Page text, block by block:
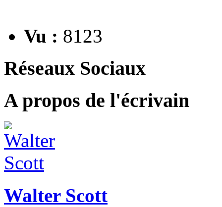
Vu : 8123
Réseaux Sociaux
A propos de l'écrivain
Walter Scott